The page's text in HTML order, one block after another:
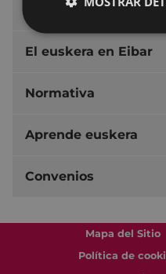
Uso del euskera
El euskera en Eibar
Normativa
Aprende euskera
Convenios
Mapa del Sitio
Política de